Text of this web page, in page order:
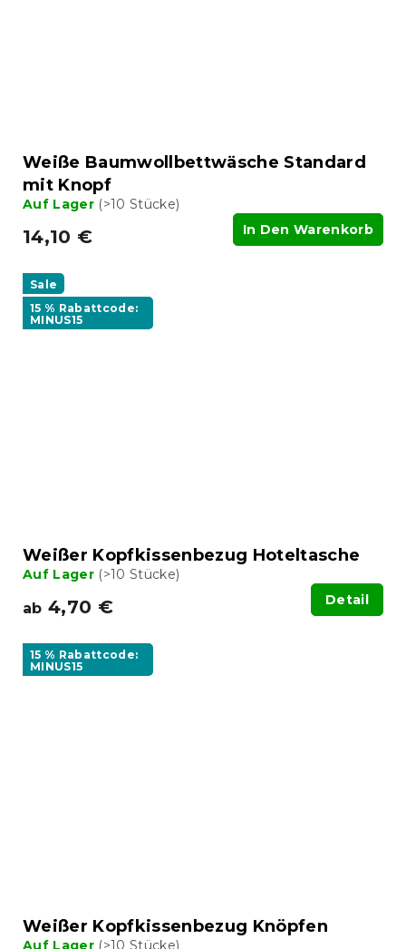
Weiße Baumwollbettwäsche Standard
mit Knopf
Auf Lager (>10 Stücke)
14,10 € In Den Warenkorb
Sale
15 % Rabattcode:
MINUS15
Weißer Kopfkissenbezug Hoteltasche
Auf Lager (>10 Stücke)
ab 4,70 € Detail
15 % Rabattcode:
MINUS15
Weißer Kopfkissenbezug Knöpfen
Auf Lager (>10 Stücke)